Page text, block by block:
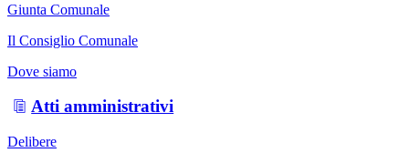
Giunta Comunale
Il Consiglio Comunale
Dove siamo
Atti amministrativi
Delibere